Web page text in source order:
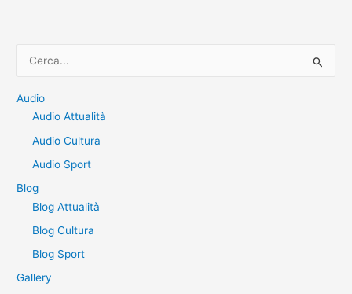
r
Audio
Audio Attualità
Audio Cultura
Audio Sport
Blog
Blog Attualità
Blog Cultura
Blog Sport
Gallery